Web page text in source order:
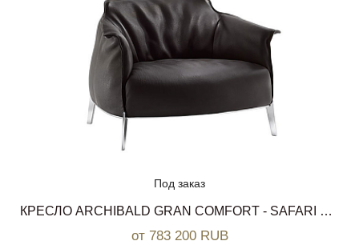
Под заказ
КРЕСЛО ARCHIBALD GRAN COMFORT - SAFARI BUFALO. POLTRONA FRAU
от 783 200 RUB